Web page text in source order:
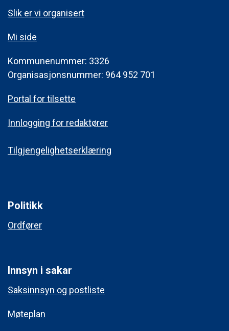
Slik er vi organisert
Mi side
Kommunenummer: 3326
Organisasjonsnummer: 964 952 701
Portal for tilsette
Innlogging for redaktører
Tilgjengelighetserklæring
Politikk
Ordfører
Innsyn i sakar
Saksinnsyn og postliste
Møteplan